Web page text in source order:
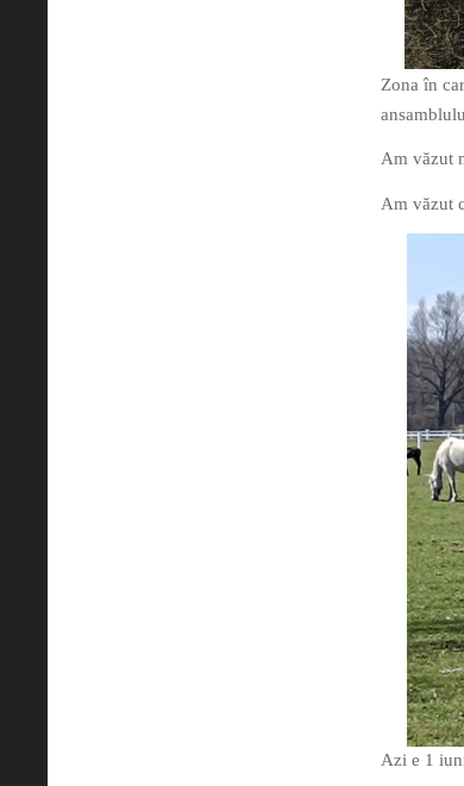
Zona în
Am văzut
Am văzut
Azi e 1